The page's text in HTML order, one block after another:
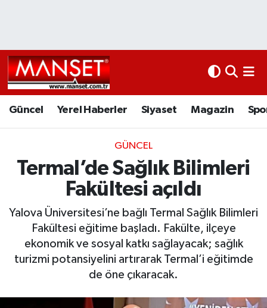
Güncel Yerel Haberler Siyaset Magazin
GÜNCEL
Termal’de Sağlık Bilimleri
Fakültesi açıldı
Yalova Üniversitesi’ne bağlı Termal Sağlık Bilimleri
Fakültesi eğitime başladı. Fakülte, ilçeye
ekonomik ve sosyal katkı sağlayacak; sağlık
turizmi potansiyelini artırarak Termal’i eğitimde
de öne çıkaracak.
Kültür Sanat
Magazin
Spor
İletişim
Künye
www.manset.com.tr
Yerel Haberler
Siyaset
Spor
Eğitim
Teknoloji
Hava Durumu
Namaz Vakitleri
Süper Lig Puan Durumu ve Fikstür
Tüm Manşetler
Son Dakika Haberleri
Haber Arşivi